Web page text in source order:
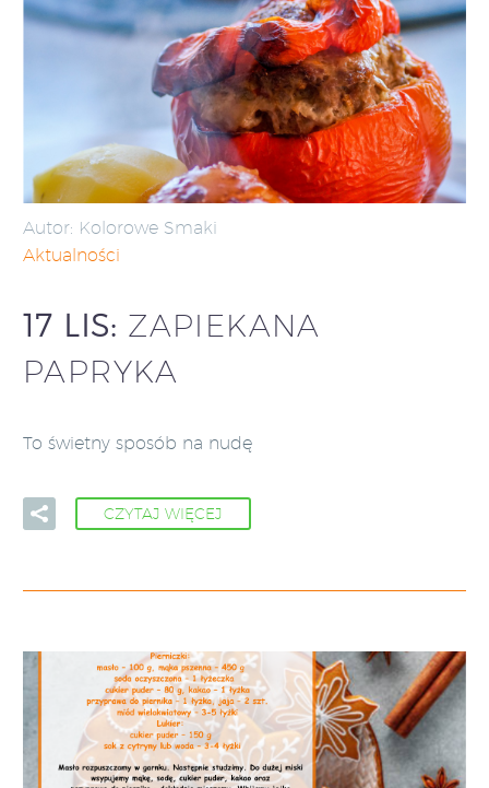
Autor: Kolorowe Smaki
Aktualności
17 LIS: ZAPIEKANA
PAPRYKA
To świetny sposób na nudę
CZYTAJ WIĘCEJ